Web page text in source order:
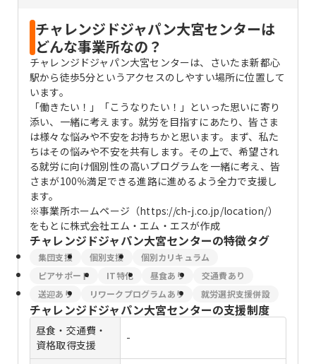
チャレンジドジャパン大宮センターは
どんな事業所なの？
チャレンジドジャパン大宮センターは、さいたま新都心
駅から徒歩5分というアクセスのしやすい場所に位置して
います。
「働きたい！」「こうなりたい！」といった思いに寄り
添い、一緒に考えます。就労を目指すにあたり、皆さま
は様々な悩みや不安をお持ちかと思います。まず、私た
ちはその悩みや不安を共有します。その上で、希望され
る就労に向け個別性の高いプログラムを一緒に考え、皆
さまが100％満足できる進路に進めるよう全力で支援し
ます。
※事業所ホームページ（https://ch-j.co.jp/location/）
をもとに株式会社エム・エム・エスが作成
チャレンジドジャパン大宮センターの特徴タグ
集団支援 個別支援
個別カリキュラム
ピアサポート
IT特化 昼食あり
交通費あり
送迎あり
リワークプログラムあり 就労選択支援併設
チャレンジドジャパン大宮センターの支援制度
昼食・交通費・
資格取得支援
-